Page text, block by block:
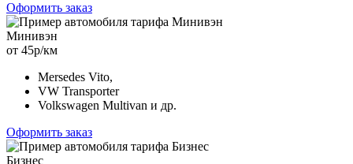
Оформить заказ
Минивэн
от 45р/км
Mersedes Vito,
VW Transporter
Volkswagen Multivan и др.
Оформить заказ
Бизнес